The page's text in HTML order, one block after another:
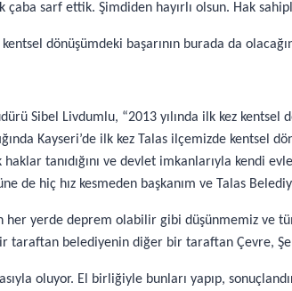
sarf ettik. Şimdiden hayırlı olsun. Hak
dönüşümdeki başarının burada da
Sibel Livdumlu, “2013 yılında ilk kez kentsel
Kayseri’de ilk kez Talas ilçemizde kentsel
tanıdığını ve devlet imkanlarıyla kendi
de hiç hız kesmeden başkanım ve Talas
her yerde deprem olabilir gibi düşünmemiz ve
taraftan belediyenin diğer bir taraftan Çevre,
oluyor. El birliğiyle bunları yapıp,